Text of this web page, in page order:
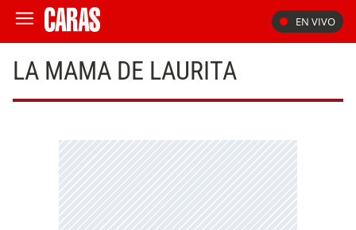
EN VIVO
LA MAMA DE LAURITA